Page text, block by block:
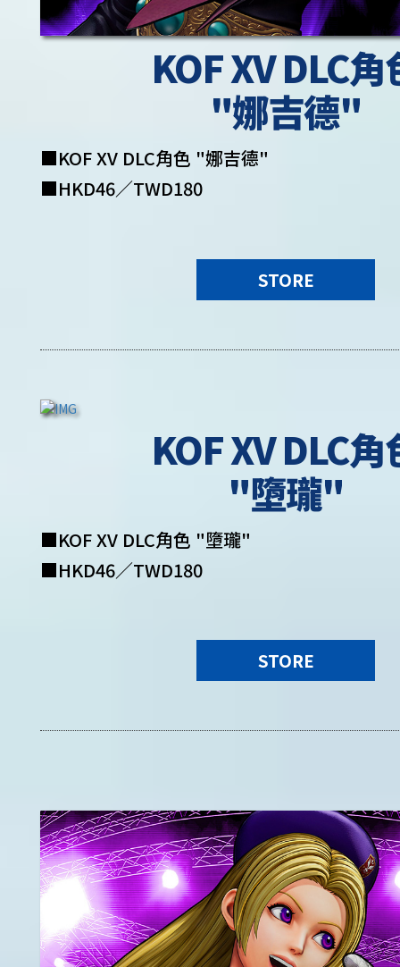
KOF XV DLC角
"娜吉德"
■KOF XV DLC角色 "娜吉德"
■HKD46／TWD180
STORE
KOF XV DLC角
"墮瓏"
■KOF XV DLC角色 "墮瓏"
■HKD46／TWD180
STORE